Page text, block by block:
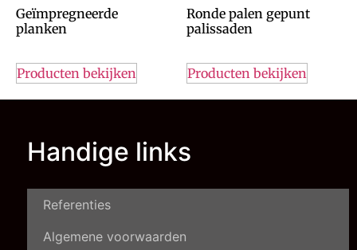
Geïmpregneerde
planken
Producten bekijken
Ronde palen gepunt
palissaden
Producten bekijken
Handige links
Referenties
Algemene voorwaarden